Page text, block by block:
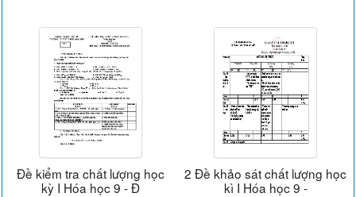
Đề kiểm tra chất lượng học
kỳ I Hóa học 9 - Đ
2 Đề khảo sát chất lượng học
kì I Hóa học 9 -